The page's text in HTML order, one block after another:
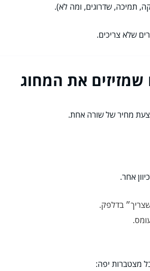
תמיכה, שדרוגים, ומה לא).
שלא צריכים.
מחיר של שורה אחת.
אחר.
בדלפק.
מצטברות יפה: